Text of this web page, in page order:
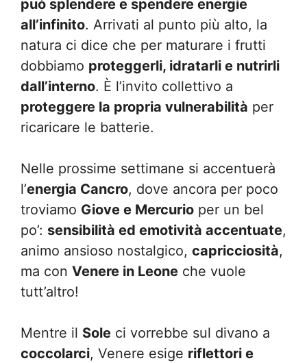
può splendere e spendere energie
all’infinito. Arrivati al punto più alto, la
natura ci dice che per maturare i frutti
dobbiamo proteggerli, idratarli e nutrirli
dall’interno. È l’invito collettivo a
proteggere la propria vulnerabilità per
ricaricare le batterie.
Nelle prossime settimane si accentuerà
l’energia Cancro, dove ancora per poco
troviamo Giove e Mercurio per un bel
po’: sensibilità ed emotività accentuate,
animo ansioso nostalgico, capricciosità,
ma con Venere in Leone che vuole
tutt’altro!
Mentre il Sole ci vorrebbe sul divano a
coccolarci, Venere esige riflettori e